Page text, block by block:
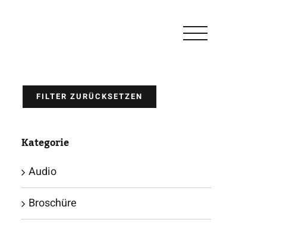
FILTER ZURÜCKSETZEN
Kategorie
Audio
Broschüre